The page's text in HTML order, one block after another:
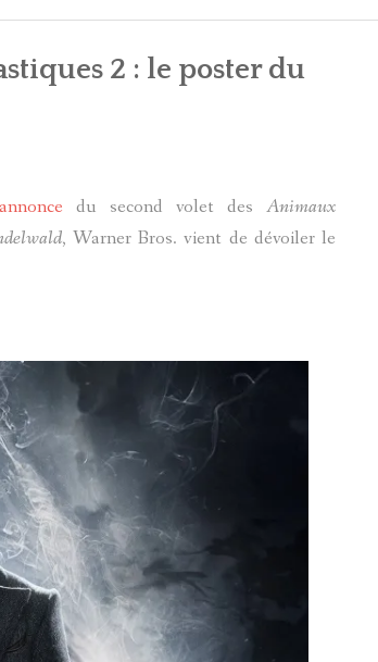
2 : le poster du
du second volet des Animaux
, Warner Bros. vient de dévoiler le